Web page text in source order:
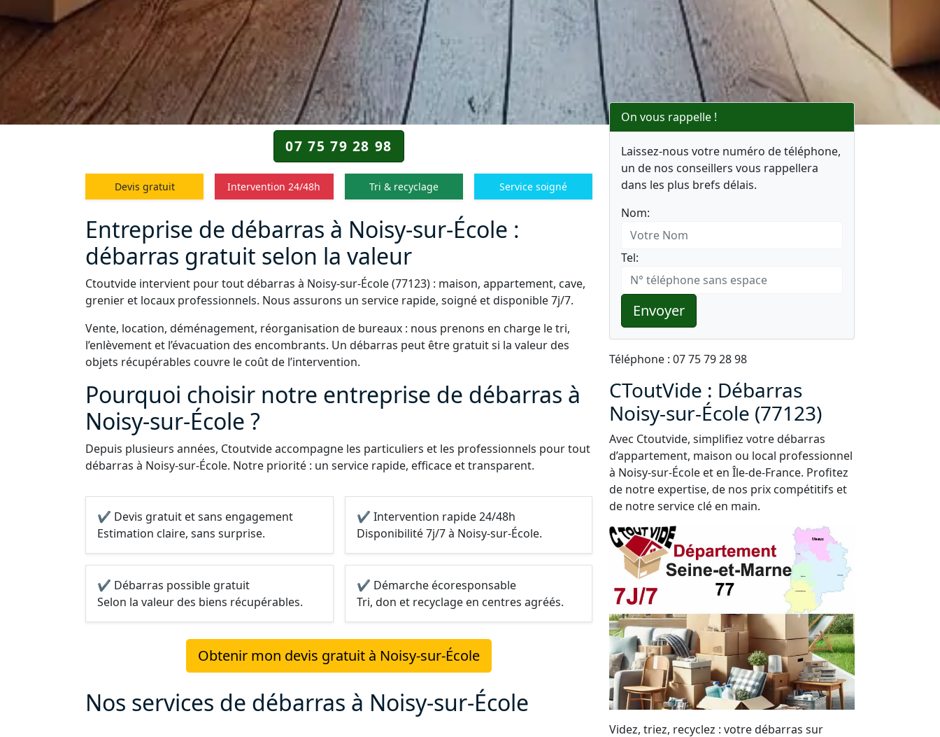
07 75 79 28 98
Devis gratuit Intervention 24/48h Tri & recyclage Service soigné
Entreprise de débarras à Noisy-sur-École :
débarras gratuit selon la valeur
Ctoutvide intervient pour tout débarras à Noisy-sur-École (77123) : maison, appartement, cave,
grenier et locaux professionnels. Nous assurons un service rapide, soigné et disponible 7j/7.
Vente, location, déménagement, réorganisation de bureaux : nous prenons en charge le tri,
l’enlèvement et l’évacuation des encombrants. Un débarras peut être gratuit si la valeur des
objets récupérables couvre le coût de l’intervention.
Pourquoi choisir notre entreprise de débarras à
Noisy-sur-École ?
Depuis plusieurs années, Ctoutvide accompagne les particuliers et les professionnels pour tout
débarras à Noisy-sur-École. Notre priorité : un service rapide, efficace et transparent.
✔ Devis gratuit et sans engagement
Estimation claire, sans surprise.
✔ Intervention rapide 24/48h
Disponibilité 7j/7 à Noisy-sur-École.
✔ Débarras possible gratuit
Selon la valeur des biens récupérables.
✔ Démarche écoresponsable
Tri, don et recyclage en centres agréés.
Obtenir mon devis gratuit à Noisy-sur-École
Nos services de débarras à Noisy-sur-École
On vous rappelle !
Laissez-nous votre numéro de téléphone,
un de nos conseillers vous rappellera
dans les plus brefs délais.
Nom:
Tel:
Envoyer
Téléphone : 07 75 79 28 98
CToutVide : Débarras
Noisy-sur-École (77123)
Avec Ctoutvide, simplifiez votre débarras
d’appartement, maison ou local professionnel
à Noisy-sur-École et en Île-de-France. Profitez
de notre expertise, de nos prix compétitifs et
de notre service clé en main.
Videz, triez, recyclez : votre débarras sur